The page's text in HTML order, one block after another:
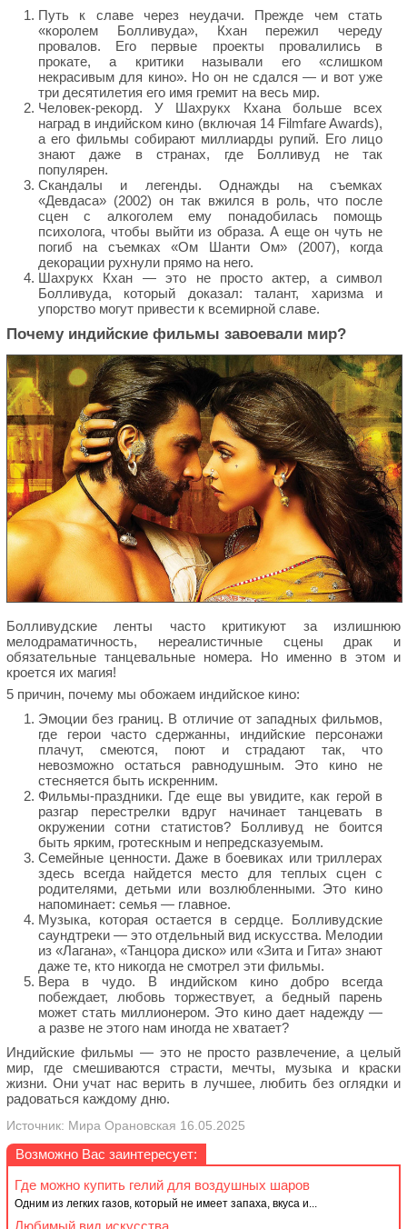
Путь к славе через неудачи. Прежде чем стать
«королем Болливуда», Кхан пережил череду
провалов. Его первые проекты провалились в
прокате, а критики называли его «слишком
некрасивым для кино». Но он не сдался — и вот уже
три десятилетия его имя гремит на весь мир.
Человек-рекорд. У Шахрукх Кхана больше всех
наград в индийском кино (включая 14 Filmfare Awards),
а его фильмы собирают миллиарды рупий. Его лицо
знают даже в странах, где Болливуд не так
популярен.
Скандалы и легенды. Однажды на съемках
«Девдаса» (2002) он так вжился в роль, что после
сцен с алкоголем ему понадобилась помощь
психолога, чтобы выйти из образа. А еще он чуть не
погиб на съемках «Ом Шанти Ом» (2007), когда
декорации рухнули прямо на него.
Шахрукх Кхан — это не просто актер, а символ
Болливуда, который доказал: талант, харизма и
упорство могут привести к всемирной славе.
Почему индийские фильмы завоевали мир?
Болливудские ленты часто критикуют за излишнюю
мелодраматичность, нереалистичные сцены драк и
обязательные танцевальные номера. Но именно в этом и
кроется их магия!
5 причин, почему мы обожаем индийское кино:
Эмоции без границ. В отличие от западных фильмов,
где герои часто сдержанны, индийские персонажи
плачут, смеются, поют и страдают так, что
невозможно остаться равнодушным. Это кино не
стесняется быть искренним.
Фильмы-праздники. Где еще вы увидите, как герой в
разгар перестрелки вдруг начинает танцевать в
окружении сотни статистов? Болливуд не боится
быть ярким, гротескным и непредсказуемым.
Семейные ценности. Даже в боевиках или триллерах
здесь всегда найдется место для теплых сцен с
родителями, детьми или возлюбленными. Это кино
напоминает: семья — главное.
Музыка, которая остается в сердце. Болливудские
саундтреки — это отдельный вид искусства. Мелодии
из «Лагана», «Танцора диско» или «Зита и Гита» знают
даже те, кто никогда не смотрел эти фильмы.
Вера в чудо. В индийском кино добро всегда
побеждает, любовь торжествует, а бедный парень
может стать миллионером. Это кино дает надежду —
а разве не этого нам иногда не хватает?
Индийские фильмы — это не просто развлечение, а целый
мир, где смешиваются страсти, мечты, музыка и краски
жизни. Они учат нас верить в лучшее, любить без оглядки и
радоваться каждому дню.
Источник: Мира Орановская 16.05.2025
Возможно Вас заинтересует:
Где можно купить гелий для воздушных шаров
Одним из легких газов, который не имеет запаха, вкуса и...